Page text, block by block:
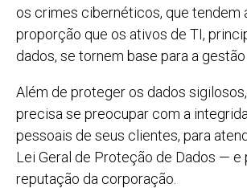
os crimes cibernéticos, que tendem
proporção que os ativos de TI,
dados, se tornem base para a
Além de proteger os dados
precisa se preocupar com a
pessoais de seus clientes, para
Lei Geral de Proteção de Dados — e
reputação da corporação.